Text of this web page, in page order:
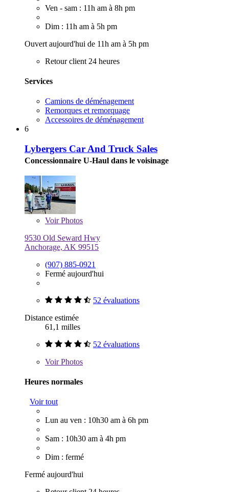
Ven - sam : 11h am à 8h pm
Dim : 11h am à 5h pm
Ouvert aujourd'hui de 11h am à 5h pm
Retour client 24 heures
Services
Camions de déménagement
Remorques et remorquage
Accessoires de déménagement
6
Lybergers Car And Truck Sales
Concessionnaire U-Haul dans le voisinage
VoirPhotos
9530 Old Seward Hwy
Anchorage, AK 99515
(907) 885-0921
Fermé aujourd'hui
52 évaluations
Distance estimée
61,1 milles
52 évaluations
VoirPhotos
Heures normales
Voir tout
Lun au ven : 10h30 am à 6h pm
Sam : 10h30 am à 4h pm
Dim : fermé
Fermé aujourd'hui